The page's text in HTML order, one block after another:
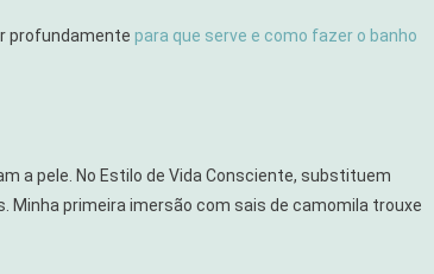
profundamente para que serve e como fazer o banho
a pele. No Estilo de Vida Consciente, substituem
primeira imersão com sais de camomila trouxe